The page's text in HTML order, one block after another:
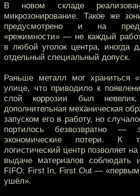
В новом складе
микрозонирование. Такое же
предусмотрено и на
«режимности» — не каждый
в любой уголок центра, иногда
отдельный специальный допуск.
Раньше металл мог храниться
улице, что приводило к
слой коррозии был
дополнительная механическая
запуском его в работу, но
портилось безвозвратно
экономические потери.
логистический центр позволяет
выдаче материалов соблюдать
FIFO: First In, First Out —
ушёл».